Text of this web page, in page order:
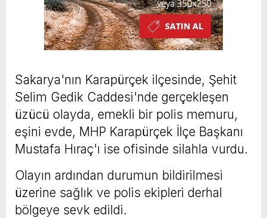
Sakarya'nın Karapürçek ilçesinde, Şehit
Selim Gedik Caddesi'nde gerçekleşen
üzücü olayda, emekli bir polis memuru,
eşini evde, MHP Karapürçek İlçe Başkanı
Mustafa Hıraç'ı ise ofisinde silahla vurdu.
Olayın ardından durumun bildirilmesi
üzerine sağlık ve polis ekipleri derhal
bölgeye sevk edildi.